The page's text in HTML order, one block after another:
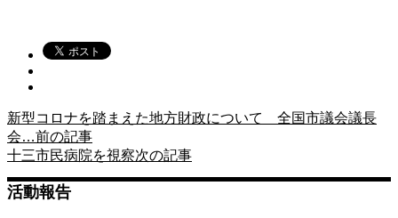
新型コロナを踏まえた地方財政について 全国市議会議長
会…前の記事
十三市民病院を視察次の記事
活動報告